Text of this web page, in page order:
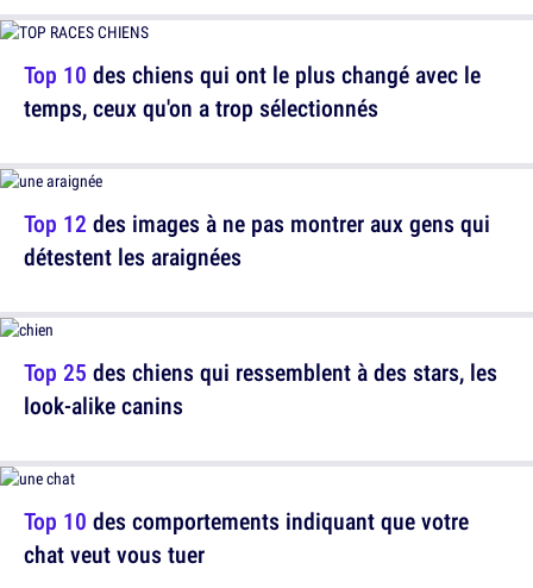
Top 12 des images à ne pas montrer aux gens qui
détestent les araignées
Top 10 des comportements indiquant que votre
chat veut vous tuer
Top 10 des chiens qui ont le plus changé avec le
temps, ceux qu'on a trop sélectionnés
Top 25 des chiens qui ressemblent à des stars, les
look-alike canins